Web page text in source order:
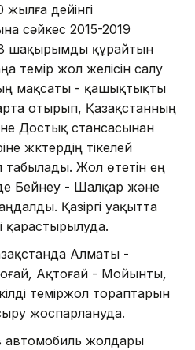
дейінгі
сәйкес 2015-2019
шақырымды құрайтын
темір жол желісін салу
мақсаты - қашықтықты
отырып, Қазақстанның
Достық стансасынан
жүктердің тікелей
Жол өтетін ең
Бейнеу - Шалқар және
Қазіргі уақытта
қарастырылуда.
Алматы -
, Ақтоғай - Мойынты,
теміржол тораптарын
жоспарлануда.
автомобиль жолдары